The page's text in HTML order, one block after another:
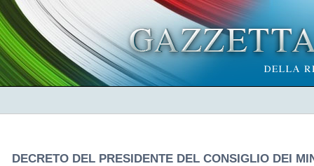
DECRETO DEL PRESIDENTE DEL CONSIGLIO DEI